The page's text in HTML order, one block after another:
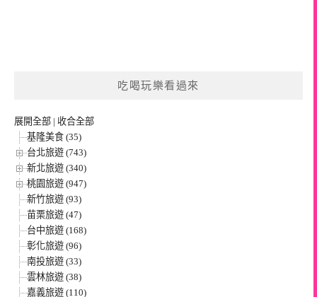
吃喝玩樂看過來
展開全部 | 收合全部
基隆美食 (35)
台北旅遊 (743)
新北旅遊 (340)
桃園旅遊 (947)
新竹旅遊 (93)
苗栗旅遊 (47)
台中旅遊 (168)
彰化旅遊 (96)
南投旅遊 (33)
雲林旅遊 (38)
嘉義旅遊 (110)